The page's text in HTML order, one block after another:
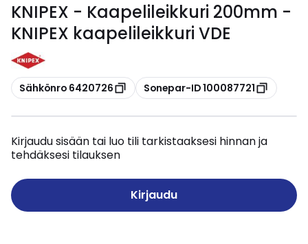
KNIPEX - Kaapelileikkuri 200mm -
KNIPEX kaapelileikkuri VDE
Kopioi
Sähkönro 6420726 Kopioi
Sonepar-ID 100087721
Kirjaudu sisään tai luo tili tarkistaaksesi hinnan ja
tehdäksesi tilauksen
Kirjaudu